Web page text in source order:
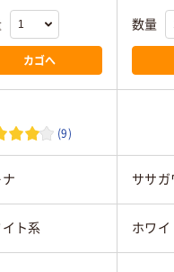
カゴへ
数量
(9)
ササガ
イト系 ホワイ